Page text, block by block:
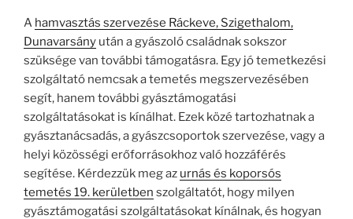
A hamvasztás szervezése Ráckeve, Szigethalom,
Dunavarsány után a gyászoló családnak sokszor
szüksége van további támogatásra. Egy jó temetkezési
szolgáltató nemcsak a temetés megszervezésében
segít, hanem további gyásztámogatási
szolgáltatásokat is kínálhat. Ezek közé tartozhatnak a
gyásztanácsadás, a gyászcsoportok szervezése, vagy a
helyi közösségi erőforrásokhoz való hozzáférés
segítése. Kérdezzük meg az urnás és koporsós
temetés 19. kerületben szolgáltatót, hogy milyen
gyásztámogatási szolgáltatásokat kínálnak, és hogyan